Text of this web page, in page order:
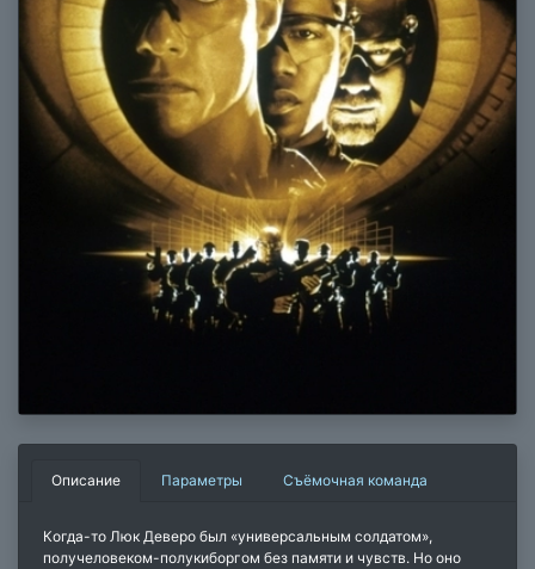
Описание Параметры Съёмочная команда
Когда-то Люк Деверо был «универсальным солдатом»,
получеловеком-полукиборгом без памяти и чувств. Но оно